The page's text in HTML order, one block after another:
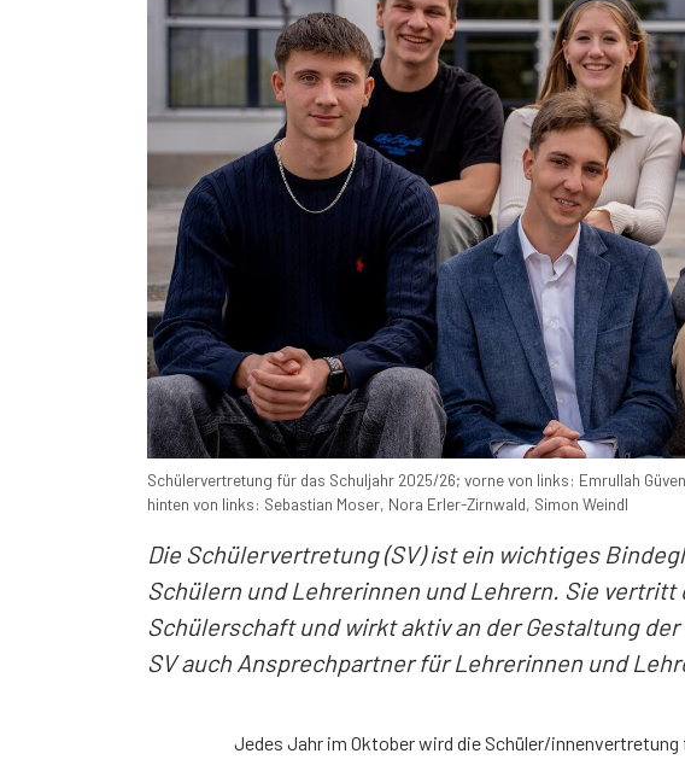
Schülervertretung für das Schuljahr 2025/26; vorne von links: Emrullah
hinten von links: Sebastian Moser, Nora Erler-Zirnwald, Simon Weindl
Die Schülervertretung (SV) ist ein wichtiges
Schülern und Lehrerinnen und Lehrern. Sie vertritt
Schülerschaft und wirkt aktiv an der Gestaltung
SV auch Ansprechpartner für Lehrerinnen und
Jedes Jahr im Oktober wird die Schüler/